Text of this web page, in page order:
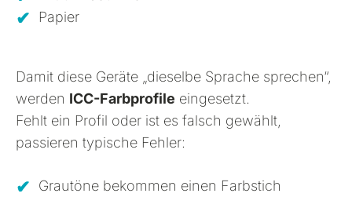
Papier
Damit diese Geräte „dieselbe Sprache sprechen“,
werden ICC-Farbprofile eingesetzt.
Fehlt ein Profil oder ist es falsch gewählt,
passieren typische Fehler:
Grautöne bekommen einen Farbstich